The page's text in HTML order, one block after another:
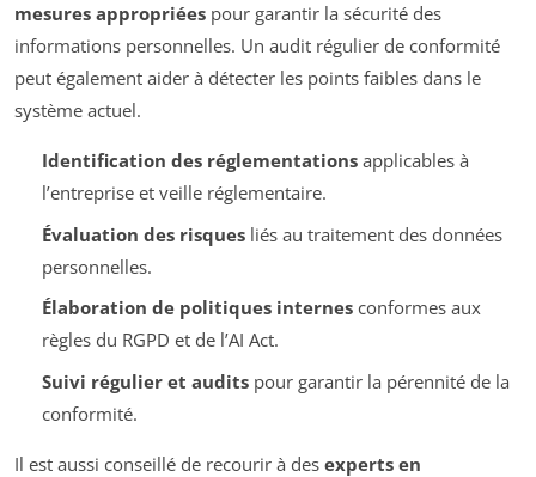
mesures appropriées pour garantir la sécurité des
informations personnelles. Un audit régulier de conformité
peut également aider à détecter les points faibles dans le
système actuel.
Identification des réglementationsapplicables à
l’entreprise et veille réglementaire.
Évaluation des risquesliés au traitement des données
personnelles.
Élaboration de politiques internesconformes aux
règles du RGPD et de l’AI Act.
Suivi régulier et auditspour garantir la pérennité de la
conformité.
Il est aussi conseillé de recourir à des experts en